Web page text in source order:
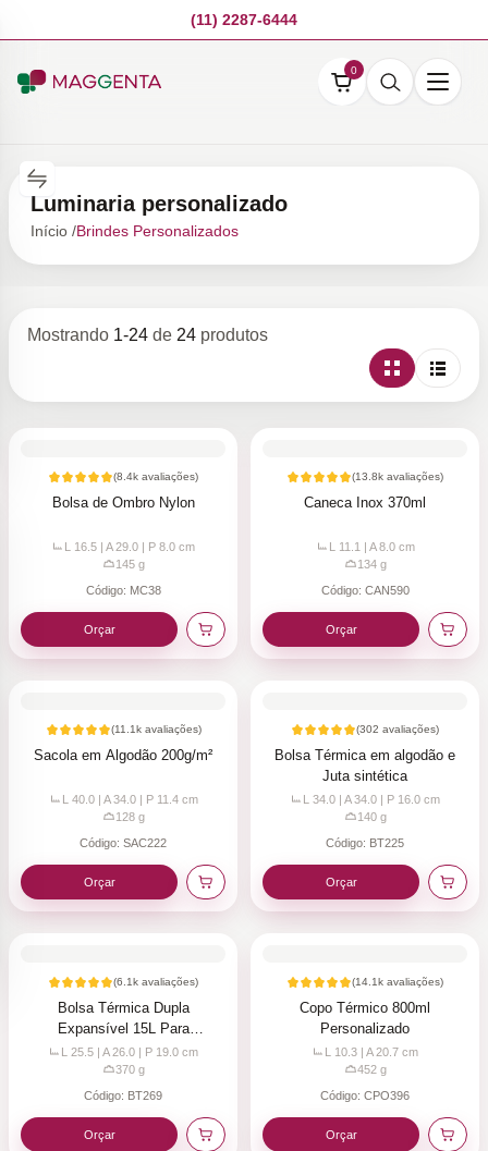
(11) 2287-6444
0
Luminaria personalizado
Início /Brindes Personalizados
Mostrando 1-24 de 24 produtos
(8.4k avaliações)
Bolsa de Ombro Nylon
L 16.5 | A 29.0 | P 8.0 cm
145g
Código: MC38
Orçar
(13.8k avaliações)
Caneca Inox 370ml
L 11.1 | A 8.0cm
134g
Código: CAN590
Orçar
(11.1kavaliações)
Sacola em Algodão 200g/m²
L 40.0 | A 34.0 | P 11.4cm
128g
Código: SAC222
Orçar
(302 avaliações)
Bolsa Térmica em algodão e
Juta sintética
L 34.0 | A 34.0 | P 16.0 cm
140g
Código: BT225
Orçar
(6.1k avaliações)
Bolsa Térmica Dupla
Expansível 15L Para
Personalizar
L 25.5 | A 26.0 | P 19.0 cm
370g
Código: BT269
Orçar
(14.1k avaliações)
Copo Térmico 800ml
Personalizado
L 10.3 | A 20.7 cm
452g
Código: CPO396
Orçar